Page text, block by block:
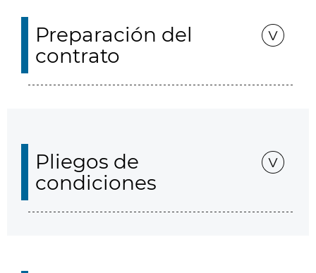
Preparación del
contrato
Pliegos de
condiciones